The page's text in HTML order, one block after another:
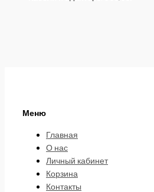
Меню
Главная
О нас
Личный кабинет
Корзина
Контакты